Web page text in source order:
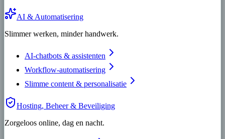
AI & Automatisering
Slimmer werken, minder handwerk.
AI-chatbots & assistenten
Workflow-automatisering
Slimme content & personalisatie
Hosting, Beheer & Beveiliging
Zorgeloos online, dag en nacht.